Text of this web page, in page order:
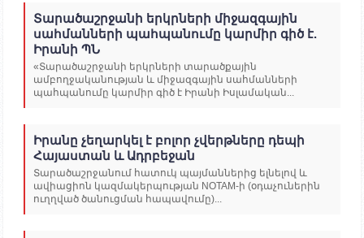
Տարածաշրջանի երկրների միջազգային
սահմանների պահպանումը կարմիր գիծ է.
Իրանի ՊՆ
«Տարածաշրջանի երկրների տարածքային
ամբողջականության և միջազգային սահմանների
պահպանումը կարմիր գիծ է Իրանի Իսլամական...
Իրանը չեղարկել է բոլոր չվերթները դեպի
Հայաստան և Ադրբեջան
Տարածաշրջանում հատուկ պայմաններից ելնելով և
ավիացիոն կազմակերպության NOTAM-ի (օդաչուներին
ուղղված ծանուցման հապավումը)...